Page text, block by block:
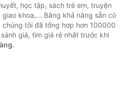
học tập, sách trẻ em, truyện
khoa,... Bằng khả năng sẵn có
tôi đã tổng hợp hơn 100000
giá, tìm giá rẻ nhất trước khi